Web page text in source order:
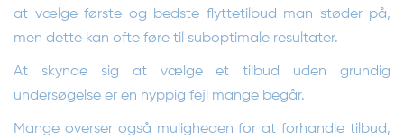
at vælge første og bedste flyttetilbud man støder på,
men dette kan ofte føre til suboptimale resultater.
At skynde sig at vælge et tilbud uden grundig
undersøgelse er en hyppig fejl mange begår.
Mange overser også muligheden for at forhandle tilbud,